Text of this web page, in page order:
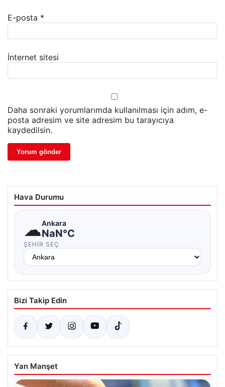
E-posta *
İnternet sitesi
Daha sonraki yorumlarımda kullanılması için adım, e-
posta adresim ve site adresim bu tarayıcıya
kaydedilsin.
Hava Durumu
☁Ankara
NaN°C
ŞEHIR SEÇ
Bizi Takip Edin
Yan Manşet